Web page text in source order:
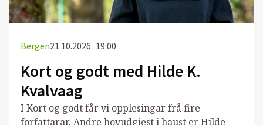
Bergen21.10.2026 19:00
Kort og godt med Hilde K.
Kvalvaag
I Kort og godt får vi opplesingar frå fire
forfattarar. Andre hovudgjest i haust er Hilde